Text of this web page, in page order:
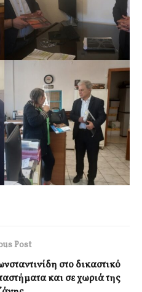
Post
στο δικαστικό
και σε χωριά της